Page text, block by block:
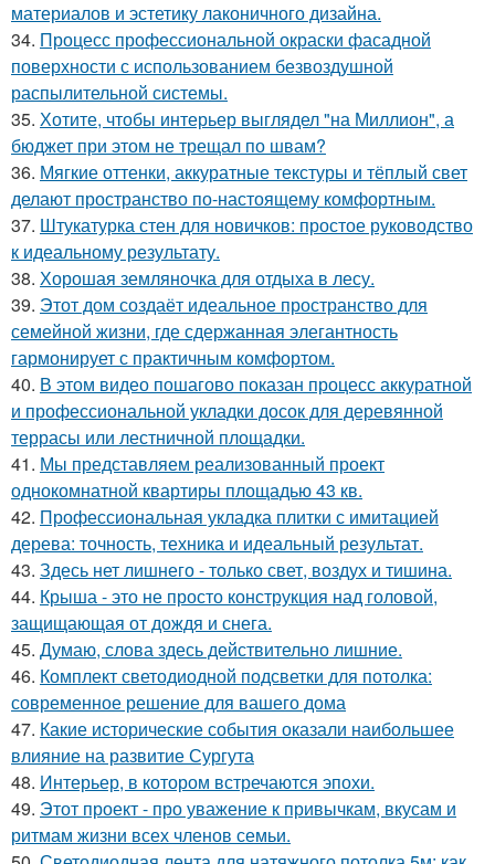
материалов и эстетику лаконичного дизайна.
34. Процесс профессиональной окраски фасадной
поверхности с использованием безвоздушной
распылительной системы.
35. Хотите, чтобы интерьер выглядел "на Миллион", а
бюджет при этом не трещал по швам?
36. Мягкие оттенки, аккуратные текстуры и тёплый свет
делают пространство по-настоящему комфортным.
37. Штукатурка стен для новичков: простое руководство
к идеальному результату.
38. Хорошая земляночка для отдыха в лесу.
39. Этот дом создаёт идеальное пространство для
семейной жизни, где сдержанная элегантность
гармонирует с практичным комфортом.
40. В этом видео пошагово показан процесс аккуратной
и профессиональной укладки досок для деревянной
террасы или лестничной площадки.
41. Мы представляем реализованный проект
однокомнатной квартиры площадью 43 кв.
42. Профессиональная укладка плитки с имитацией
дерева: точность, техника и идеальный результат.
43. Здесь нет лишнего - только свет, воздух и тишина.
44. Крыша - это не просто конструкция над головой,
защищающая от дождя и снега.
45. Думаю, слова здесь действительно лишние.
46. Комплект светодиодной подсветки для потолка:
современное решение для вашего дома
47. Какие исторические события оказали наибольшее
влияние на развитие Сургута
48. Интерьер, в котором встречаются эпохи.
49. Этот проект - про уважение к привычкам, вкусам и
ритмам жизни всех членов семьи.